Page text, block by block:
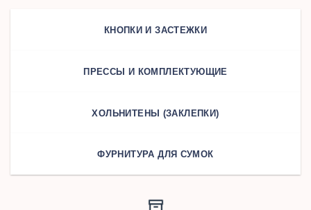
КНОПКИ И ЗАСТЕЖКИ
ПРЕССЫ И КОМПЛЕКТУЮЩИЕ
ХОЛЬНИТЕНЫ (ЗАКЛЕПКИ)
ФУРНИТУРА ДЛЯ СУМОК